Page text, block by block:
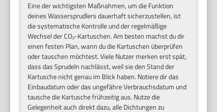
Eine der wichtigsten Maßnahmen, um die Funktion
deines Wassersprudlers dauerhaft sicherzustellen, ist
die systematische Kontrolle und der regelmäßige
Wechsel der CO₂-Kartuschen. Am besten machst du dir
einen festen Plan, wann du die Kartuschen überprüfen
oder tauschen möchtest. Viele Nutzer merken erst spät,
dass das Sprudeln nachlässt, weil sie den Stand der
Kartusche nicht genau im Blick haben. Notiere dir das
Einbaudatum oder das ungefähre Verbrauchsdatum und
tausche die Kartusche frühzeitig aus. Nutze die
Gelegenheit auch direkt dazu, alle Dichtungen zu